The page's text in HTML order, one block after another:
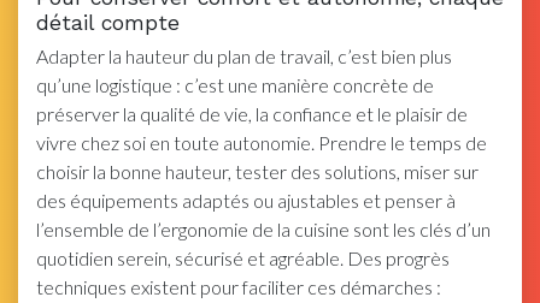
détail compte
Adapter la hauteur du plan de travail, c’est bien plus
qu’une logistique : c’est une manière concrète de
préserver la qualité de vie, la confiance et le plaisir de
vivre chez soi en toute autonomie. Prendre le temps de
choisir la bonne hauteur, tester des solutions, miser sur
des équipements adaptés ou ajustables et penser à
l’ensemble de l’ergonomie de la cuisine sont les clés d’un
quotidien serein, sécurisé et agréable. Des progrès
techniques existent pour faciliter ces démarches :